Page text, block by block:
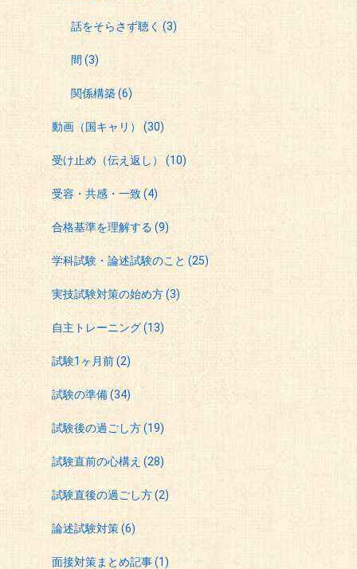
話をそらさず聴く(3)
間(3)
関係構築(6)
動画（国キャリ） (30)
受け止め（伝え返し） (10)
受容・共感・一致(4)
合格基準を理解する (9)
学科試験・論述試験のこと (25)
実技試験対策の始め方(3)
自主トレーニング(13)
試験1ヶ月前(2)
試験の準備(34)
試験後の過ごし方(19)
試験直前の心構え (28)
試験直後の過ごし方(2)
論述試験対策(6)
面接対策まとめ記事(1)